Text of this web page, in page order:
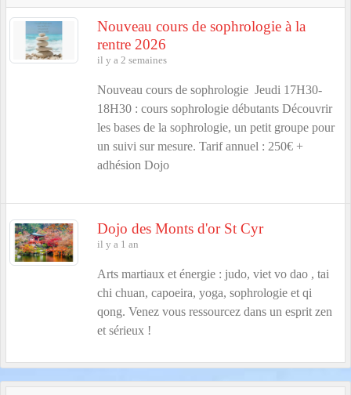
Nouveau cours de sophrologie à la
rentre 2026
il y a 2 semaines
Nouveau cours de sophrologie Jeudi 17H30-
18H30 : cours sophrologie débutants Découvrir
les bases de la sophrologie, un petit groupe pour
un suivi sur mesure. Tarif annuel : 250€ +
adhésion Dojo
Dojo des Monts d'or St Cyr
il y a 1 an
Arts martiaux et énergie : judo, viet vo dao , tai
chi chuan, capoeira, yoga, sophrologie et qi
qong. Venez vous ressourcez dans un esprit zen
et sérieux !